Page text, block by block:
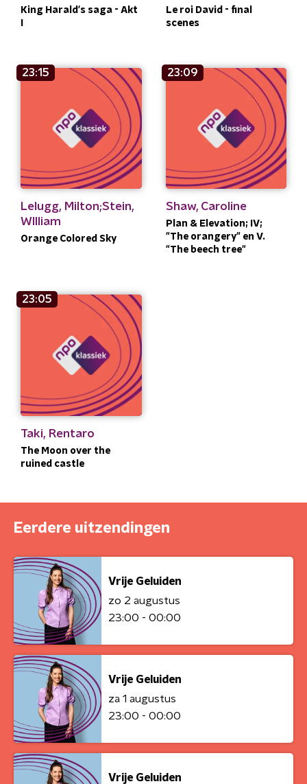
King Harald's saga - Akt
Le roi David - final
scenes
23:15
Lelugg, Milton;Stein,
WIlliam
Orange Colored Sky
23:09
Shaw, Caroline
Plan & Elevation; IV;
"The orangery" en V.
"The beech tree"
23:05
Taki, Rentaro
The Moon over the
ruined castle
Eerdere uitzendingen
Vrije Geluiden
zo 2 augustus
23:00 - 00:00
Vrije Geluiden
za 1 augustus
23:00 - 00:00
Vrije Geluiden